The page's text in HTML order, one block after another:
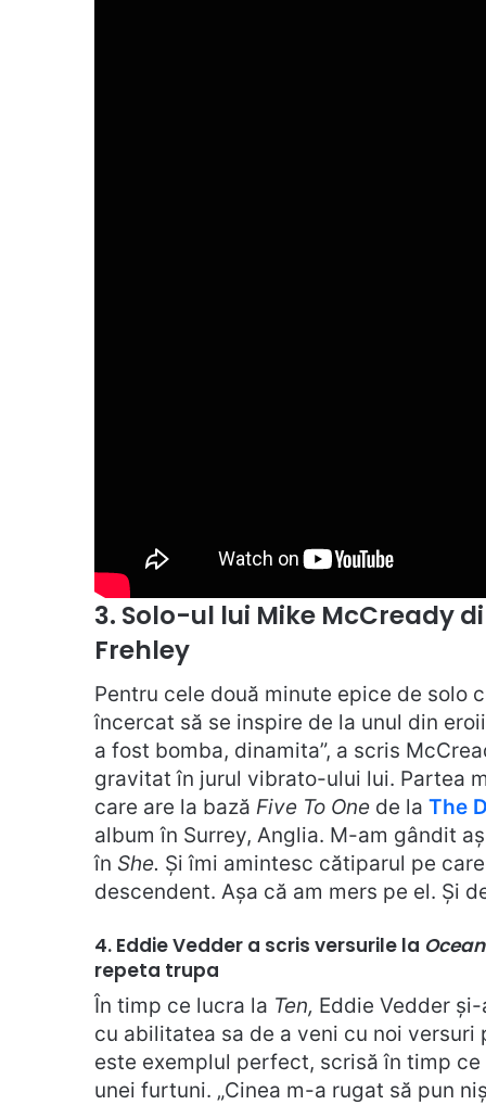
3. Solo-ul lui Mike McCready
Frehley
Pentru cele două minute epice de solo
încercat să se inspire de la unul din
a fost bomba, dinamita”, a scris
gravitat în jurul vibrato-ului lui. Partea
care are la bază Five To One de la The
album în Surrey, Anglia. M-am gândit
în She. Și îmi amintesc cătiparul pe
descendent. Așa că am mers pe el. Și
4. Eddie Vedder a scris versurile la
repeta trupa
În timp ce lucra la Ten, Eddie Vedder
cu abilitatea sa de a veni cu noi
este exemplul perfect, scrisă în timp
unei furtuni. „Cinea m-a rugat să pun